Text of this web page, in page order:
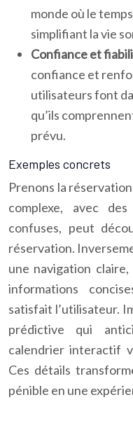
monde où le
simplifiant la vie
Confiance et
confiance et
utilisateurs font
qu’ils
prévu.
Exemples concrets
Prenons la
complexe, avec
confuses, peut
réservation.
une navigation
informations
satisfait l’utilisateur.
prédictive qui
calendrier interactif
Ces détails
pénible en une